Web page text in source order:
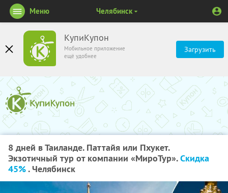
КупиКупон
Мобильное приложение
ещё удобнее
Загрузить
Меню Челябинск
8 дней в Таиланде. Паттайя или Пхукет.
Экзотичный тур от компании «МироТур».Скидка
45%. Челябинск